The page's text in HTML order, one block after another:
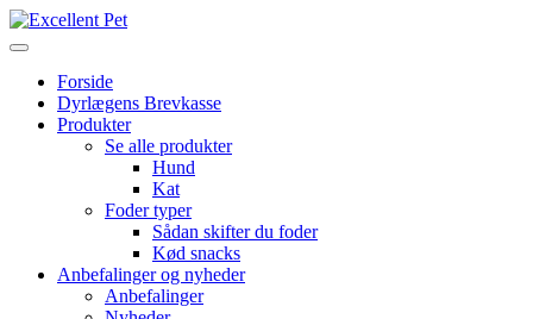
Forside
Dyrlægens Brevkasse
Produkter
Se alle produkter
Hund
Kat
Foder typer
Sådan skifter du foder
Kød snacks
Anbefalinger og nyheder
Anbefalinger